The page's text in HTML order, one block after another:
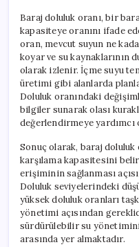
Baraj doluluk oranı, bir
kapasiteye oranını ifade
oran, mevcut suyun ne
koyar ve su kaynaklarının
olarak izlenir. İçme suyu
üretimi gibi alanlarda
Doluluk oranındaki
bilgiler sunarak olası
değerlendirmeye yardımcı
Sonuç olarak, baraj
karşılama kapasitesini
erişiminin sağlanması
Doluluk seviyelerindeki
yüksek doluluk oranları
yönetimi açısından
sürdürülebilir su
arasında yer almaktadır.